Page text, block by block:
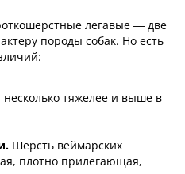
легавые — две
породы собак. Но есть
тяжелее и выше в
Шерсть веймарских
плотно прилегающая,